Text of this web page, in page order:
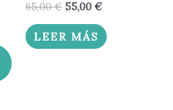
65,00€ 55,00 €
LEER MÁS